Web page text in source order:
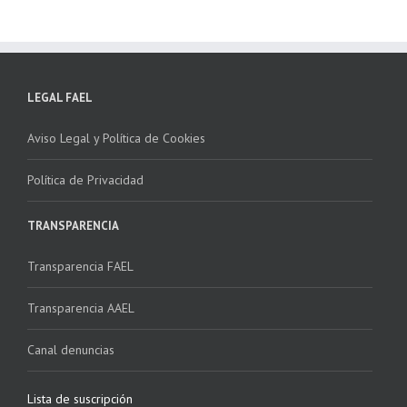
LEGAL FAEL
Aviso Legal y Política de Cookies
Política de Privacidad
TRANSPARENCIA
Transparencia FAEL
Transparencia AAEL
Canal denuncias
Lista de suscripción